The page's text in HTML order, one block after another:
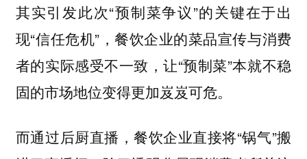
其实引发此次“预制菜争议”的关键在于出
现“信任危机”，餐饮企业的菜品宣传与消费
者的实际感受不一致，让“预制菜”本就不稳
固的市场地位变得更加岌岌可危。
而通过后厨直播，餐饮企业直接将“锅气”搬